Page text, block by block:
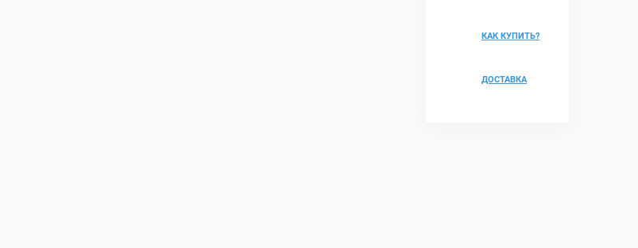
КАК КУПИТЬ?
ДОСТАВКА